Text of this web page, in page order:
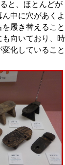
と、ほとんどが
中に穴があくよ
履き替えること
向いており、時
化していること